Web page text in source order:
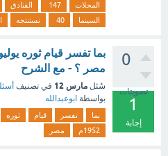
المحلات
147 الفنادق
السينما
40 نستنتجه
0
تصويتات
1
إجابة
مصر ؟ - مع الشرح
سُئل مارس 12 في تصنيف
بواسطة ابوعبدالله
بما تفسر قيام ثوره
1952م
مصر